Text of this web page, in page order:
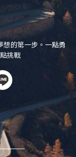
想的第一步。一點勇
挑戰